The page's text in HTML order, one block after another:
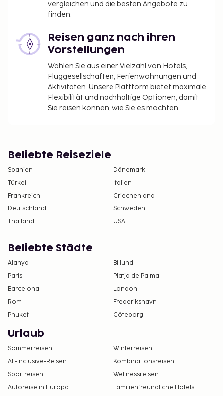
vergleichen und die besten Angebote zu
finden.
Reisen ganz nach ihren
Vorstellungen
Wählen Sie aus einer Vielzahl von Hotels,
Fluggesellschaften, Ferienwohnungen und
Aktivitäten. Unsere Plattform bietet maximale
Flexibilität und nachhaltige Optionen, damit
Sie reisen können, wie Sie es möchten.
Beliebte Reiseziele
Spanien
Dänemark
Türkei
Italien
Frankreich
Griechenland
Deutschland
Schweden
Thailand
USA
Beliebte Städte
Alanya
Billund
Paris
Platja de Palma
Barcelona
London
Rom
Frederikshavn
Phuket
Göteborg
Urlaub
Sommerreisen
Winterreisen
All-Inclusive-Reisen
Kombinationsreisen
Sportreisen
Wellnessreisen
Autoreise in Europa
Familienfreundliche Hotels